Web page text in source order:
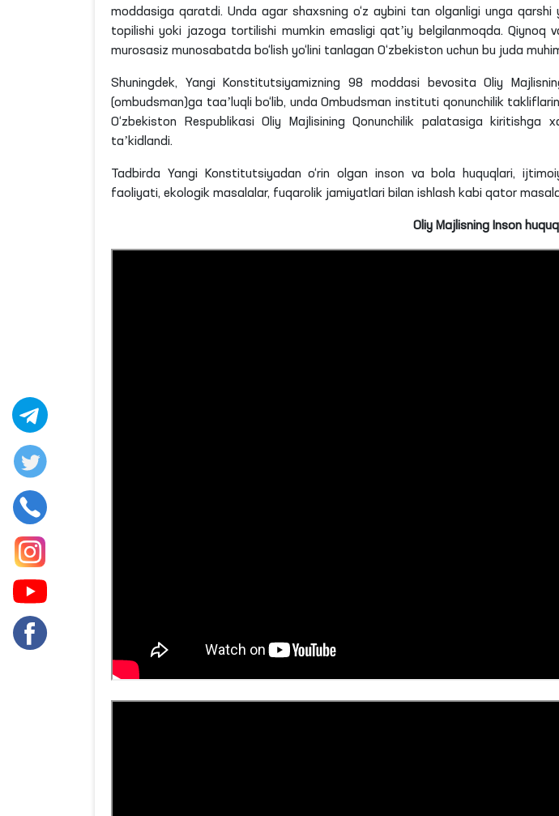
moddasiga qaratdi. Unda agar shaxsning o‘z aybini tan olganligi unga qarshi
topilishi yoki jazoga tortilishi mumkin emasligi qatʼiy belgilanmoqda. Qiynoq
murosasiz munosabatda bo‘lish yo‘lini tanlagan O‘zbekiston uchun bu juda
Shuningdek, Yangi Konstitutsiyamizning 98 moddasi bevosita Oliy
(ombudsman)ga taaʼluqli bo‘lib, unda Ombudsman instituti qonunchilik
O‘zbekiston Respublikasi Oliy Majlisining Qonunchilik palatasiga kiritishga
taʼkidlandi.
Tadbirda Yangi Konstitutsiyadan o‘rin olgan inson va bola huquqlari,
faoliyati, ekologik masalalar, fuqarolik jamiyatlari bilan ishlash kabi qator
Oliy Majlisning Inson